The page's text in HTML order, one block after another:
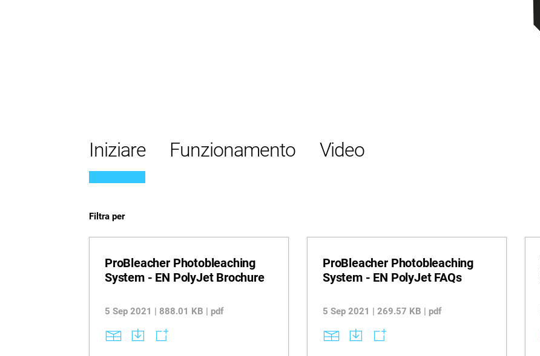
Iniziare Funzionamento Video
Filtra per
ProBleacher Photobleaching
System - EN PolyJet Brochure
5 Sep 2021 | 888.01 KB | pdf
ProBleacher Photobleaching
System - EN PolyJet FAQs
5 Sep 2021 | 269.57 KB | pdf